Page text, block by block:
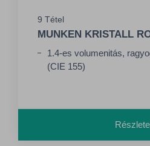
9 Tétel
MUNKEN KRISTALL
1.4-es volumenitás,
(CIE 155)